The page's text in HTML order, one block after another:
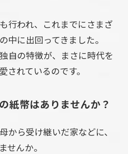
行われ、これまでにさまざ
中に出回ってきました。
自の特徴が、まさに時代を
されているのです。
紙幣はありませんか？
から受け継いだ家などに、
せんか。